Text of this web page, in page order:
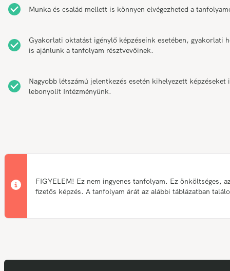
Munka és család mellett is könnyen elvégezheted a
Gyakorlati oktatást igénylő képzéseink esetében, gyakorlati
is ajánlunk a tanfolyam résztvevőinek.
Nagyobb létszámú jelentkezés esetén kihelyezett képzéseket
lebonyolít Intézményünk.
FIGYELEM! Ez nem ingyenes tanfolyam. Ez önköltséges,
fizetős képzés. A tanfolyam árát az alábbi táblázatban